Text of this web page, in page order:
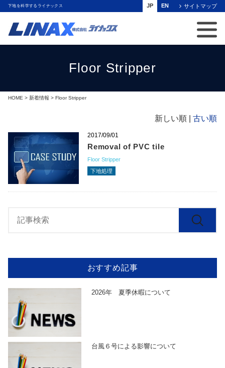
下地を科学するライナックス サイトマップ
JP EN
Floor Stripper
HOME > 新着情報 > Floor Stripper
新しい順 | 古い順
2017/09/01
Removal of PVC tile
Floor Stripper
下地処理
おすすめ記事
2026年 夏季休暇について
台風６号による影響について